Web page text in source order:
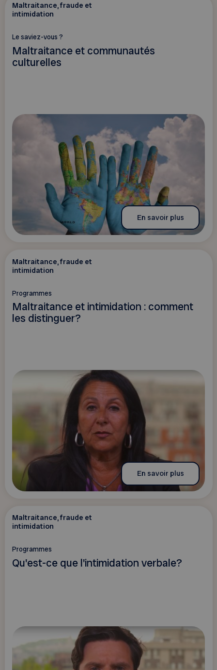
Maltraitance, fraude et
intimidation
Le saviez-vous ?
Maltraitance et communautés
culturelles
En savoir plus
Maltraitance, fraude et
intimidation
Programmes
Maltraitance et intimidation : comment
les distinguer?
En savoir plus
Maltraitance, fraude et
intimidation
Programmes
Qu'est-ce que l'intimidation verbale?